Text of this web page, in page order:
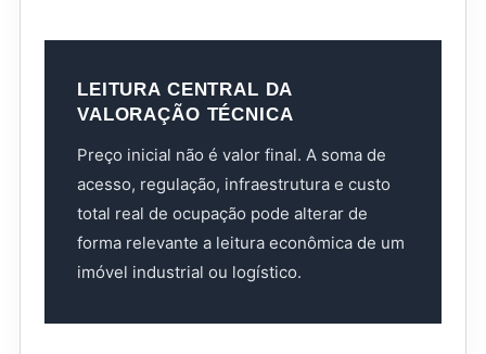
LEITURA CENTRAL DA
VALORAÇÃO TÉCNICA
Preço inicial não é valor final. A soma de
acesso, regulação, infraestrutura e custo
total real de ocupação pode alterar de
forma relevante a leitura econômica de um
imóvel industrial ou logístico.